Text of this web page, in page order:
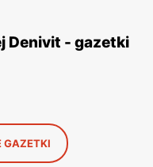
Denivit - gazetki
GAZETKI